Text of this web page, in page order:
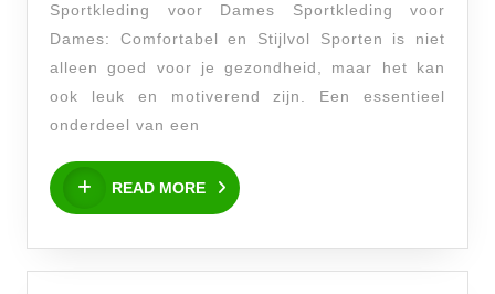
voor
Dames:
Comfort
Gecombineerd
Sportkleding voor Dames Sportkleding voor
Dames: Comfortabel en Stijlvol Sporten is niet
alleen goed voor je gezondheid, maar het kan
ook leuk en motiverend zijn. Een essentieel
onderdeel van een
READ MORE
READ
MORE